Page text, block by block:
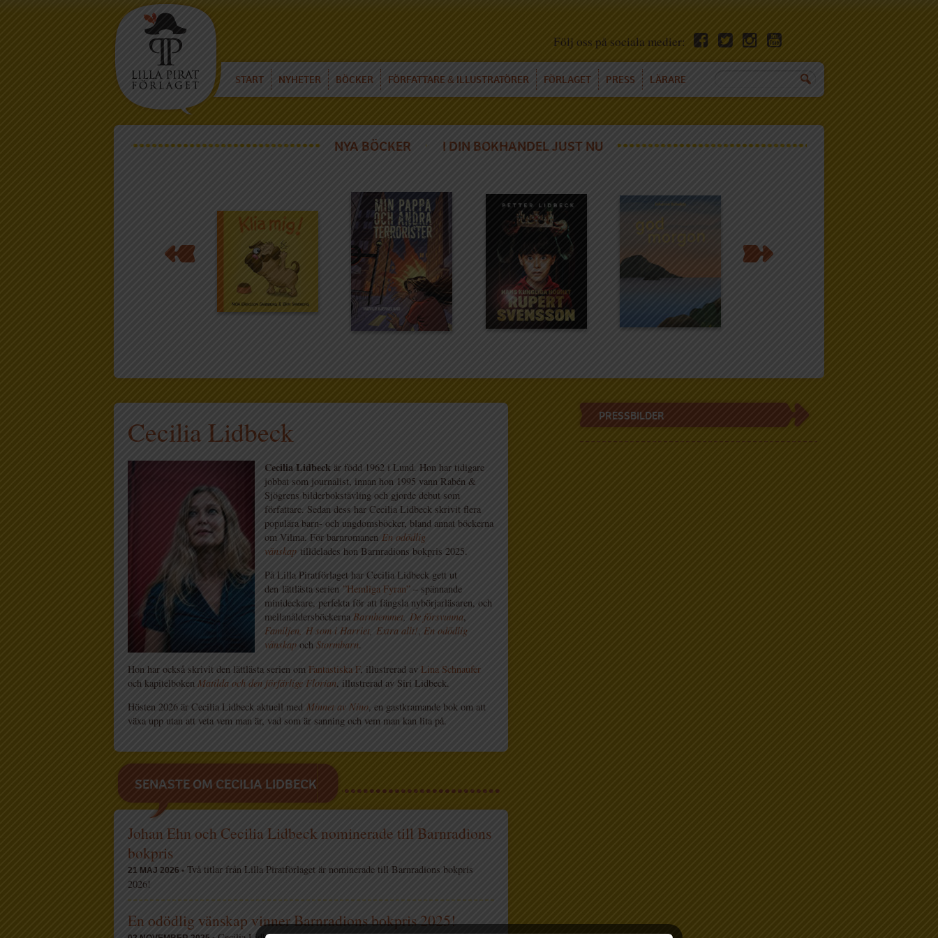
Följ oss på sociala medier:
START NYHETER BÖCKER FÖRFATTARE & ILLUSTRATÖRER FÖRLAGET PRESS LÄRARE
NYA BÖCKER I DIN BOKHANDEL JUST NU
Cecilia Lidbeck
Cecilia Lidbeckär född 1962 i Lund. Hon har tidigare
jobbat som journalist, innan hon 1995 vann Rabén &
Sjögrens bilderbokstävling och gjorde debut som
författare. Sedan dess har Cecilia Lidbeck skrivit flera
populära barn- och ungdomsböcker, bland annat böckerna
om Vilma. För barnromanenEn odödlig
vänskap tilldelades hon Barnradions bokpris 2025.
På Lilla Piratförlaget har Cecilia Lidbeck gett ut
den lättlästa serien ”Hemliga Fyran” – spännande
minideckare, perfekta för att fängsla nybörjarläsaren, och
mellanåldersböckernaBarnhemmet, De försvunna,
Familjen, H som i Harriet, Extra allt!,En odödlig
vänskap ochStormbarn.
Hon har också skrivit den lättlästa serien om Fantastiska F, illustrerad av Lina Schnaufer
och kapitelboken Matilda och den förfärlige Florian, illustrerad av Siri Lidbeck.
Hösten 2026 är Cecilia Lidbeck aktuell med Minnet av Nino, en gastkramande bok om att
växa upp utan att veta vem man är, vad som är sanning och vem man kan lita på.
SENASTE OM CECILIA LIDBECK
Johan Ehn och Cecilia Lidbeck nominerade till Barnradions
bokpris
21 MAJ 2026 • Två titlar från Lilla Piratförlaget är nominerade till Barnradions bokpris
2026!
En odödlig vänskap vinner Barnradions bokpris 2025!
PRESSBILDER